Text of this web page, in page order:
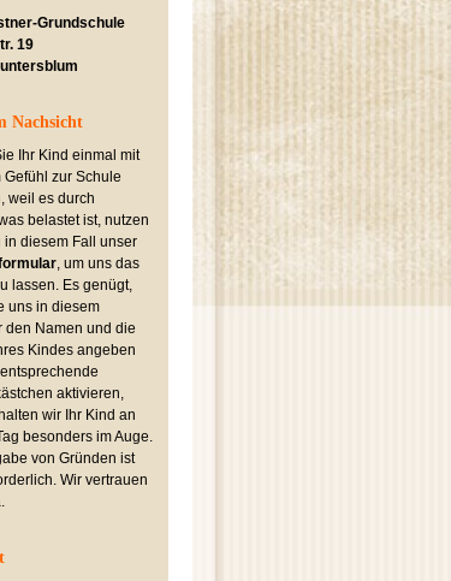
Grundschule
19
Nachsicht
Ihr Kind einmal mit
Gefühl zur Schule
weil es durch
belastet ist, nutzen
in diesem Fall unser
, um uns das
lassen. Es genügt,
uns in diesem
den Namen und die
Kindes angeben
aktivieren,
wir Ihr Kind an
besonders im Auge.
von Gründen ist
Wir vertrauen